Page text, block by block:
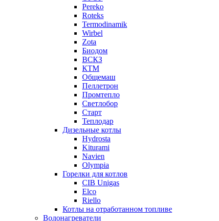
Pereko
Roteks
Termodinamik
Wirbel
Zota
Биодом
ВСКЗ
КТМ
Общемаш
Пеллетрон
Промтепло
Светлобор
Старт
Теплодар
Дизельные котлы
Hydrosta
Kiturami
Navien
Olympia
Горелки для котлов
CIB Unigas
Elco
Riello
Котлы на отработанном топливе
Водонагреватели